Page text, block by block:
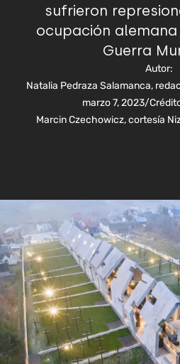
sufrieron
ocupación alemana
Guerra
Autor:
Natalia Pedraza Salamanca,
marzo 7, 2023/
Marcin Czechowicz, cortesía